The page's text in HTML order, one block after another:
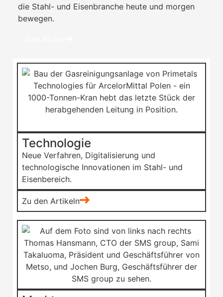
die Stahl- und Eisenbranche heute und morgen
bewegen.
Technologie
Neue Verfahren, Digitalisierung und
technologische Innovationen im Stahl- und
Eisenbereich.
Zu den Artikeln